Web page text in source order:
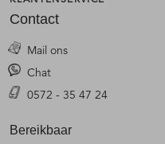
Contact
Mail ons
Chat
0572 - 35 47 24
Bereikbaar